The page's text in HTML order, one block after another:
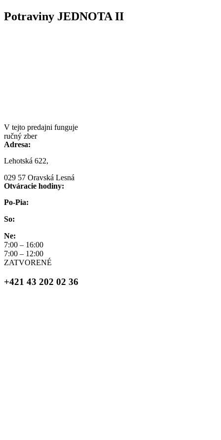
Potraviny JEDNOTA II
V tejto predajni funguje
ručný zber
Adresa:
Lehotská 622,
029 57 Oravská Lesná
Otváracie hodiny:
Po-Pia:
So:
Ne:
7:00 – 16:00
7:00 – 12:00
ZATVORENÉ
+421 43 202 02 36